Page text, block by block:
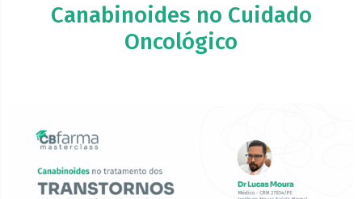
Canabinoides no Cuidado
Oncológico